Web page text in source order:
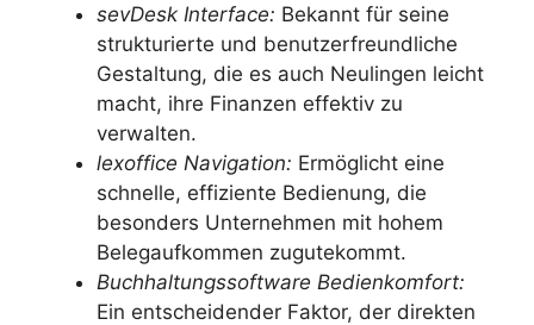
sevDesk Interface: Bekannt für seine
strukturierte und benutzerfreundliche
Gestaltung, die es auch Neulingen leicht
macht, ihre Finanzen effektiv zu
verwalten.
lexoffice Navigation: Ermöglicht eine
schnelle, effiziente Bedienung, die
besonders Unternehmen mit hohem
Belegaufkommen zugutekommt.
Buchhaltungssoftware Bedienkomfort:
Ein entscheidender Faktor, der direkten